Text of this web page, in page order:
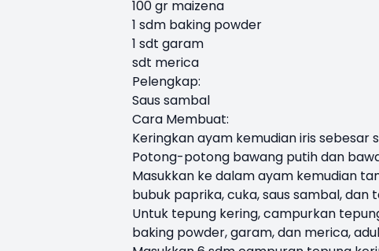
100 gr maizena
1 sdm baking powder
1 sdt garam
sdt merica
Pelengkap:
Saus sambal
Cara Membuat:
Keringkan ayam kemudian iris
Potong-potong bawang putih dan
Masukkan ke dalam ayam kemudian
bubuk paprika, cuka, saus sambal,
Untuk tepung kering, campurkan
baking powder, garam, dan merica,